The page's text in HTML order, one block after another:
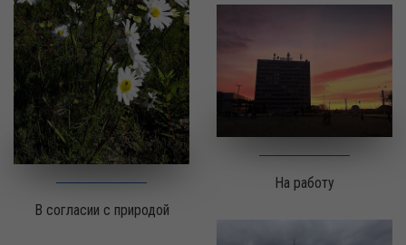
В согласии с природой
На работу